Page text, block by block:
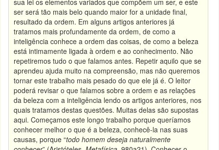
sua lei os elementos variados que compõem um ser, e este
ser será tão mais belo quando maior for a unidade final,
resultado da ordem. Em alguns artigos anteriores já
tratamos mais profundamente da ordem, de como a
inteligência conhece a ordem das coisas, de como a beleza
está intimamente ligada à ordem e ao conhecimento. Não
repetiremos tudo o que falamos antes. Repetir aquilo que se
aprendeu ajuda muito na compreensão, mas não queremos
tornar este trabalho mais pesado do que ele já é. O leitor
poderá revisar o que falamos sobre a ordem e as relações
da beleza com a inteligência lendo os artigos anteriores, nos
quais tratamos destas questões. Muitas delas são supostas
aqui. Começamos este longo trabalho porque queríamos
conhecer melhor o que é a beleza, conhecê-la nas suas
causas, porque “todo homem deseja naturalmente